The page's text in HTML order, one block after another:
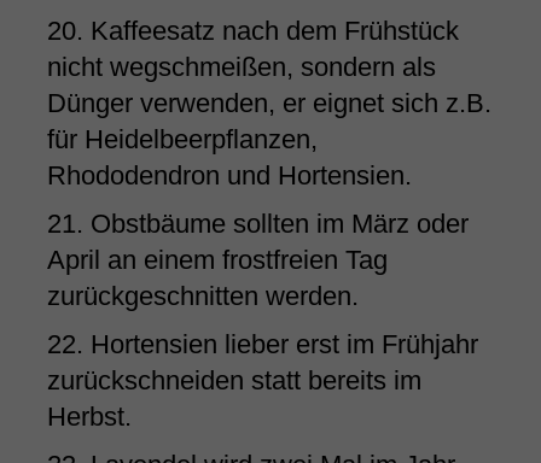
20. Kaffeesatz nach dem Frühstück
nicht wegschmeißen, sondern als
Dünger verwenden, er eignet sich z.B.
für Heidelbeerpflanzen,
Rhododendron und Hortensien.
21. Obstbäume sollten im März oder
April an einem frostfreien Tag
zurückgeschnitten werden.
22. Hortensien lieber erst im Frühjahr
zurückschneiden statt bereits im
Herbst.